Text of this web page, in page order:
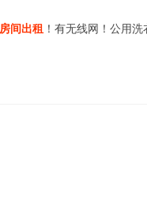
房间出租 ！有无线网！公用